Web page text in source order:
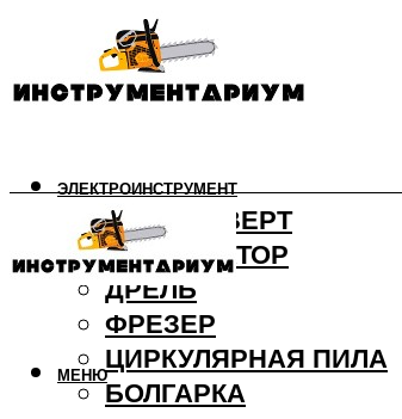
ЭЛЕКТРОИНСТРУМЕНТ
ШУРУПОВЕРТ
ПЕРФОРАТОР
ДРЕЛЬ
ФРЕЗЕР
ЦИРКУЛЯРНАЯ ПИЛА
БОЛГАРКА
МЕНЮ